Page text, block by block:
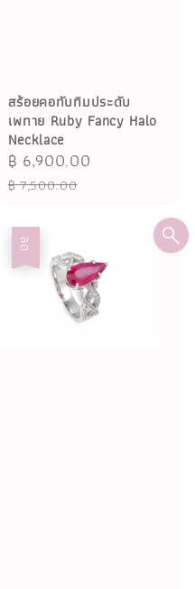
สร้อยคอทับทิมประดับ
เพทาย Ruby Fancy Halo
Necklace
Sale
price
฿ 6,900.00
฿ 7,500.00
ลด